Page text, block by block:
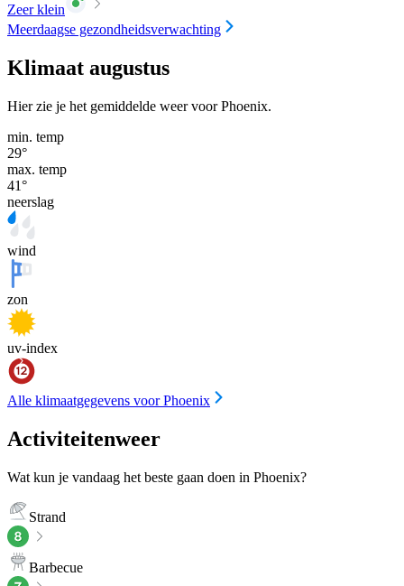
Zeer klein
Meerdaagse gezondheidsverwachting
Klimaat augustus
Hier zie je het gemiddelde weer voor Phoenix.
min. temp
29°
max. temp
41°
neerslag
wind
zon
uv-index
Alle klimaatgegevens voor Phoenix
Activiteitenweer
Wat kun je vandaag het beste gaan doen in Phoenix?
Strand
Barbecue